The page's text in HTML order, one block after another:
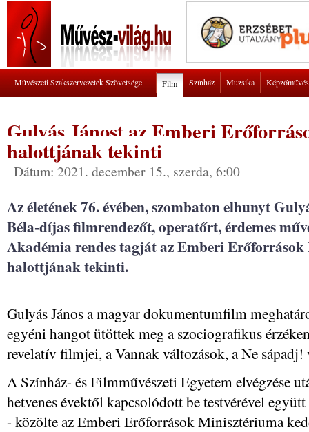
Művészeti Szakszervezetek Szövetsége Film Színház Muzsika
Gulyás Jánost az Emberi
halottjának tekinti
Dátum: 2021. december 15., szerda, 6:00
Az életének 76. évében, szombaton elhunyt
Béla-díjas filmrendezőt, operatőrt, érdemes
Akadémia rendes tagját az Emberi
halottjának tekinti.
Gulyás János a magyar dokumentumfilm
egyéni hangot ütöttek meg a szociografikus
revelatív filmjei, a Vannak változások, a Ne
A Színház- és Filmművészeti Egyetem elvégzése
hetvenes évektől kapcsolódott be testvérével
- közölte az Emberi Erőforrások Minisztériuma